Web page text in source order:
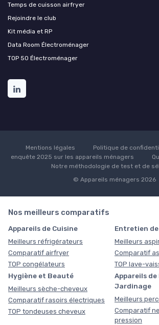
Temps de cuisson airfryer
Rejoindre le club
Kit média et RP
Data Room Électroménager
TOP 50 Électroménager
Mentions légales Politique de
enquête 2025 sur les appareils ménagers
Notre méthodologie de test et de
© Appareils ménagers 2026
Nos meilleurs comparatifs
Appareils de Cuisine
Meilleurs réfrigérateurs
Comparatif airfryer
TOP congélateurs
Entretien de
Meilleurs
Comparatif
TOP lave-
Hygiène et Beauté
Meilleurs sèche-cheveux
Comparatif rasoirs électriques
TOP tondeuses cheveux
Appareils
Jardinage
Meilleurs
Comparatif
pression